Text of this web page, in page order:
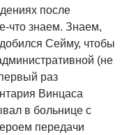
после
что знаем. Знаем,
Сейму, чтобы
(не
раз
Винцаса
в больнице с
передачи